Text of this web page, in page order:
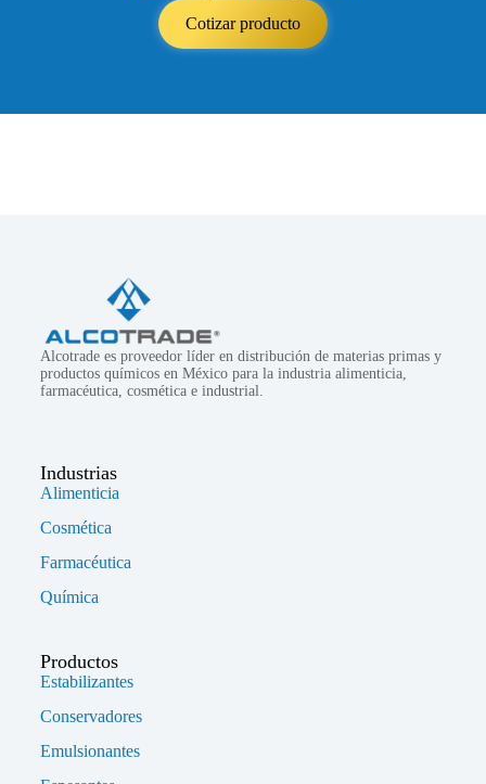
Cotizar producto
Alcotrade es proveedor líder en distribución de materias primas y
productos químicos en México para la industria alimenticia,
farmacéutica, cosmética e industrial.
Industrias
Alimenticia
Cosmética
Farmacéutica
Química
Productos
Estabilizantes
Conservadores
Emulsionantes